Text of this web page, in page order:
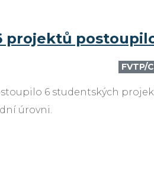
projektů
FVTP/
6 studentských
úrovni.